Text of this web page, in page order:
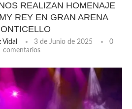
REALIZAN HOMENAJE
REY EN GRAN ARENA
Vidal 3 de Junio de 2025
0
comentarios